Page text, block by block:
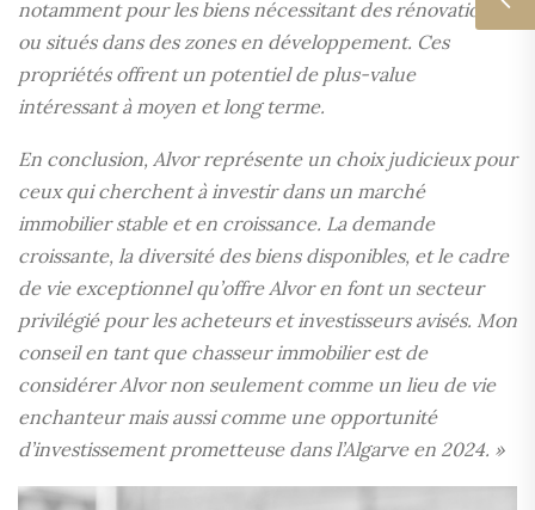
notamment pour les biens nécessitant des rénovations
ou situés dans des zones en développement. Ces
propriétés offrent un potentiel de plus-value
intéressant à moyen et long terme.
En conclusion, Alvor représente un choix judicieux pour
ceux qui cherchent à investir dans un marché
immobilier stable et en croissance. La demande
croissante, la diversité des biens disponibles, et le cadre
de vie exceptionnel qu’offre Alvor en font un secteur
privilégié pour les acheteurs et investisseurs avisés. Mon
conseil en tant que chasseur immobilier est de
considérer Alvor non seulement comme un lieu de vie
enchanteur mais aussi comme une opportunité
d’investissement prometteuse dans l’Algarve en 2024. »